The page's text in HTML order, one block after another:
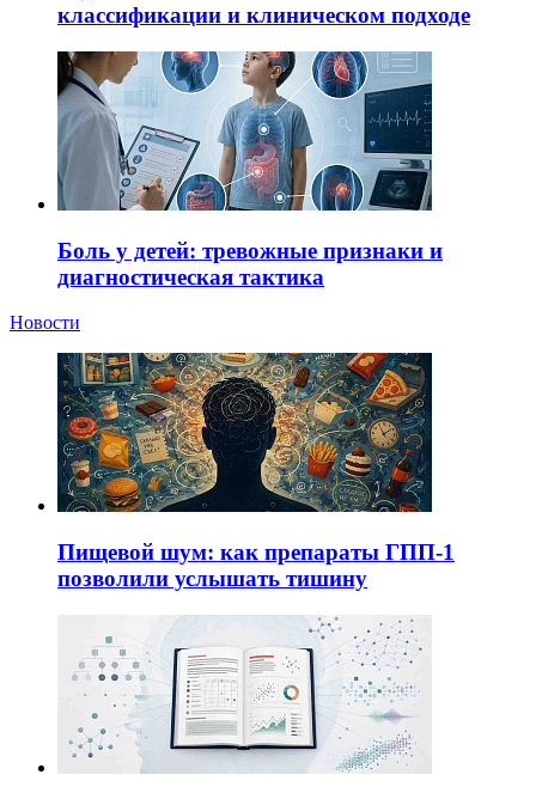
классификации и клиническом подходе
Боль у детей: тревожные признаки и
диагностическая тактика
Новости
Пищевой шум: как препараты ГПП-1
позволили услышать тишину